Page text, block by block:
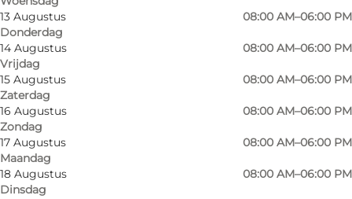
13 Augustus
Donderdag
08:00 AM–06:00 PM
14 Augustus
Vrijdag
08:00 AM–06:00 PM
15 Augustus
Zaterdag
08:00 AM–06:00 PM
16 Augustus
Zondag
08:00 AM–06:00 PM
17 Augustus
Maandag
08:00 AM–06:00 PM
18 Augustus
Dinsdag
08:00 AM–06:00 PM